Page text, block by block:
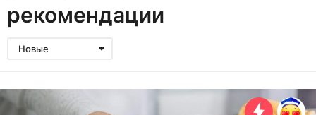
рекомендации
Новые